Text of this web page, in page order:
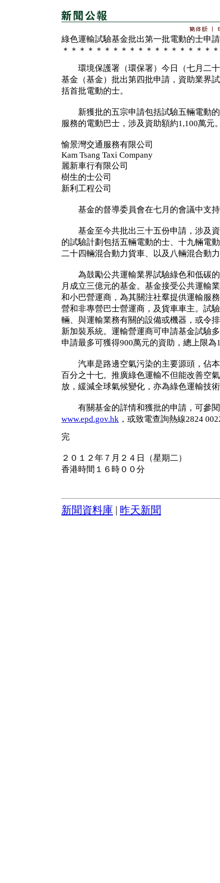
綠色運輸試驗基金批出第一批電動的士申請
＊＊＊＊＊＊＊＊＊＊＊＊＊＊＊＊＊＊＊
環境保護署（環保署）今日（七月二十
基金（基金）批出第四批申請，資助業界
括首批電動的士。
新獲批的五宗申請包括試驗五輛電動的
服務的電動巴士，涉及資助額約1,100萬元
愉景灣交通服務有限公司
Kam Tsang Taxi Company
麗新車行有限公司
樹生的士公司
新利工程公司
基金的督導委員會在七月的會議中支持
基金至今共批出三十五份申請，涉及資
的試驗計劃包括五輛電動的士、十九輛電
二十四輛混合動力貨車、以及八輛混合動
為鼓勵公共運輸業界試驗綠色和低碳的
月成立三億元的基金。基金接受公共運輸
和小巴營運商，為其關注社羣提供運輸服
營和非專營巴士營運商，及貨車車主。試
輛、與運輸業務有關的設備或機器，或令
新加裝系統。運輸營運商可申請基金試驗
申請最多可獲得900萬元的資助，總上限為
汽車是路邊空氣污染的主要源頭，佔本
百分之十七。推廣綠色運輸不但能改善空
放，緩減全球氣候變化，亦為綠色運輸技
有關基金的詳情和獲批的申請，可參閱
www.epd.gov.hk ，或致電查詢熱線2824
完
２０１２年７月２４日（星期二）
香港時間１６時００分
新聞資料庫 昨天新聞